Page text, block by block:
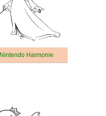
Nintendo Harmonie